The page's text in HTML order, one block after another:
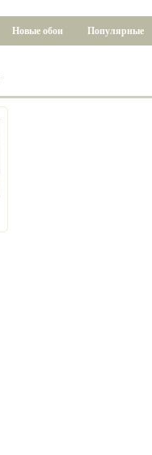
Новые обои Популярные